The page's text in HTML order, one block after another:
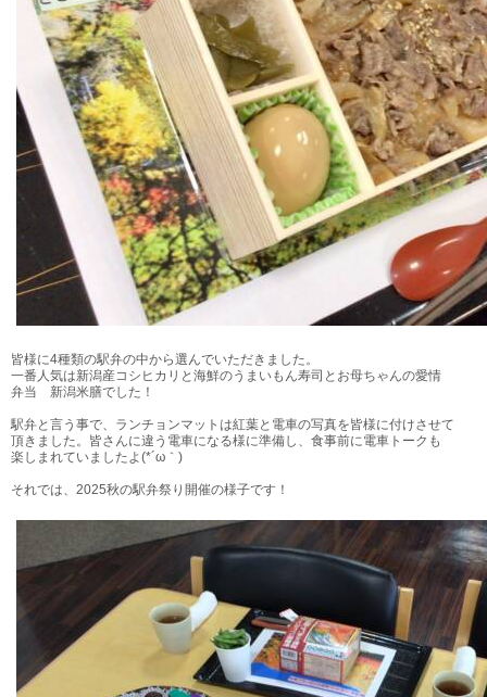
皆様に4種類の駅弁の中から選んでいただきました。
一番人気は新潟産コシヒカリと海鮮のうまいもん寿司とお母ちゃんの愛情
弁当 新潟米膳でした！
駅弁と言う事で、ランチョンマットは紅葉と電車の写真を皆様に付けさせて
頂きました。皆さんに違う電車になる様に準備し、食事前に電車トークも
楽しまれていましたよ(*´ω｀)
それでは、2025秋の駅弁祭り開催の様子です！